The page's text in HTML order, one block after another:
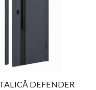
DEFENDER